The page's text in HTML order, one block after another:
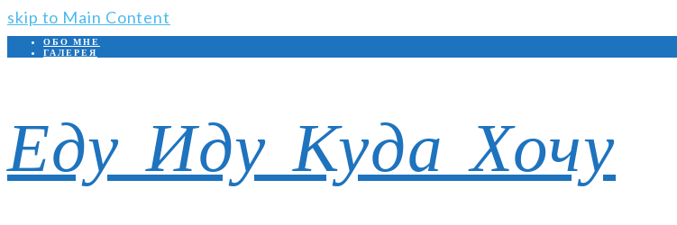
skip to Main Content
ОБО МНЕ
ГАЛЕРЕЯ
Еду Иду Куда Хочу